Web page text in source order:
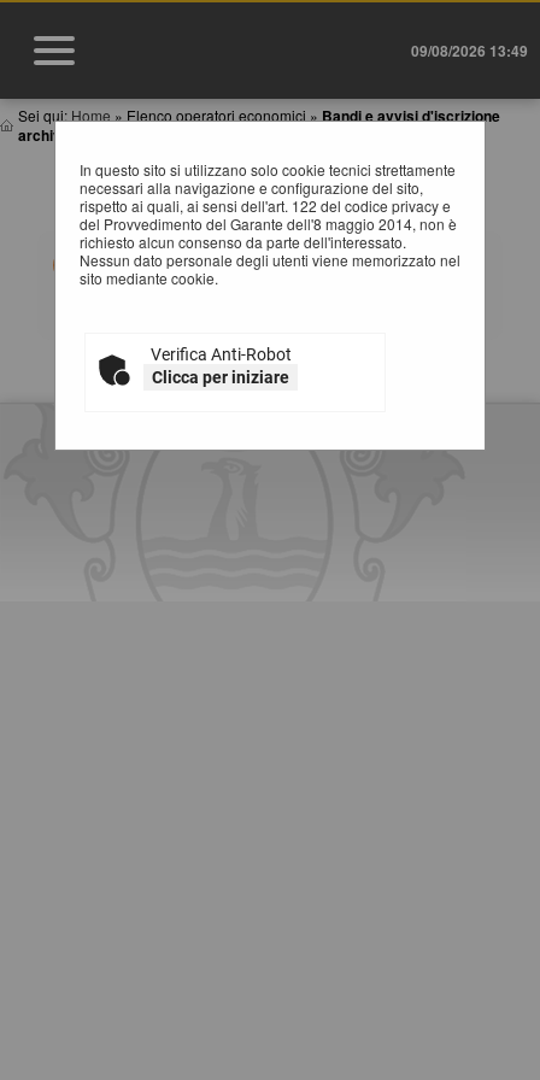
09/08/2026 13:49
Sei qui: Home » Elenco operatori economici » Bandi e avvisi d'iscrizione
archiviati
In questo sito si utilizzano solo cookie tecnici strettamente
necessari alla navigazione e configurazione del sito,
rispetto ai quali, ai sensi dell'art. 122 del codice privacy e
del Provvedimento del Garante dell'8 maggio 2014, non è
richiesto alcun consenso da parte dell'interessato.
Nessun dato personale degli utenti viene memorizzato nel
sito mediante cookie.
Verifica Anti-Robot
Clicca per iniziare
BANDI E AVVISI D'ISCRIZIONE ARCHIVIATI PER
ELENCHI OPERATORI ECONOMICI
Elenco dei bandi d'iscrizione archiviati per gli elenchi
operatori.
La ricerca ha restituito 0 risultati.